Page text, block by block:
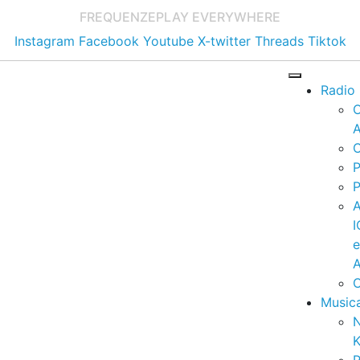
FREQUENZEPLAY EVERYWHERE
Instagram Facebook Youtube X-twitter Threads Tiktok
Radio
e